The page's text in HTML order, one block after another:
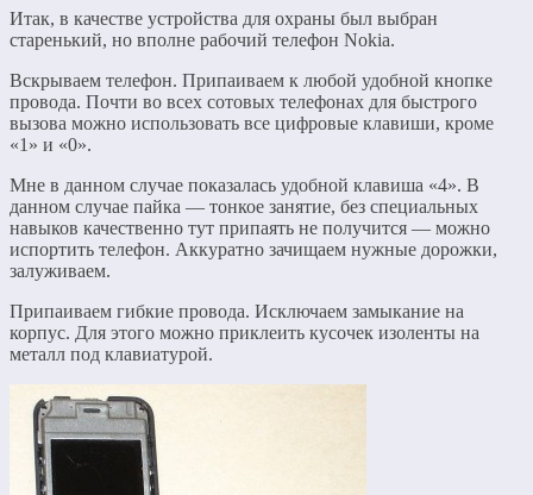
Итак, в качестве устройства для охраны был выбран
старенький, но вполне рабочий телефон Nokia.
Вскрываем телефон. Припаиваем к любой удобной кнопке
провода. Почти во всех сотовых телефонах для быстрого
вызова можно использовать все цифровые клавиши, кроме
«1» и «0».
Мне в данном случае показалась удобной клавиша «4». В
данном случае пайка — тонкое занятие, без специальных
навыков качественно тут припаять не получится — можно
испортить телефон. Аккуратно зачищаем нужные дорожки,
залуживаем.
Припаиваем гибкие провода. Исключаем замыкание на
корпус. Для этого можно приклеить кусочек изоленты на
металл под клавиатурой.